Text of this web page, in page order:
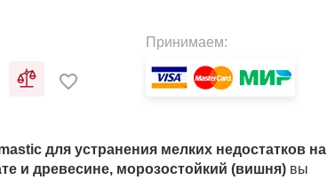
Принимаем:
для устранения мелких недостатков на
и древесине, морозостойкий (вишня) вы